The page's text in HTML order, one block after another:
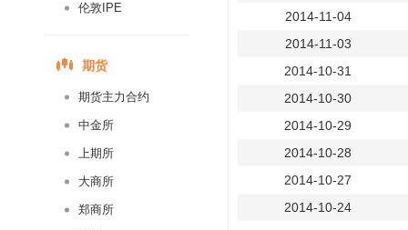
伦敦IPE
期货
期货主力合约
中金所
上期所
大商所
郑商所
2014-11-04
2014-11-03
2014-10-31
2014-10-30
2014-10-29
2014-10-28
2014-10-27
2014-10-24